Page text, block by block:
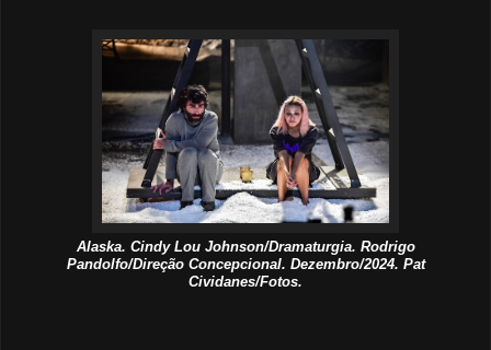
Alaska. Cindy Lou Johnson/Dramaturgia. Rodrigo
Pandolfo/Direção Concepcional. Dezembro/2024. Pat
Cividanes/Fotos.